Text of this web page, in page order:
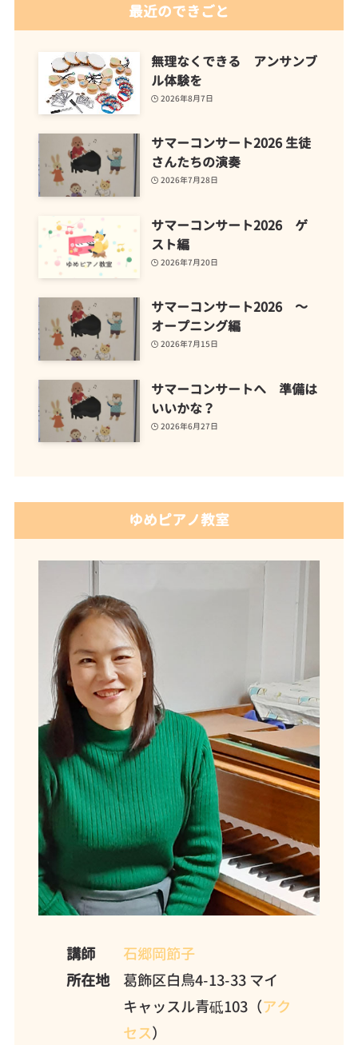
最近のできごと
無理なくできる アンサンブ
ル体験を
2026年8月7日
サマーコンサート2026 生徒
さんたちの演奏
2026年7月28日
サマーコンサート2026 ゲ
スト編
2026年7月20日
サマーコンサート2026 ～
オープニング編
2026年7月15日
サマーコンサートへ 準備は
いいかな？
2026年6月27日
ゆめピアノ教室
講師
石郷岡節子
所在地
葛飾区白鳥4-13-33 マイ
キャッスル青砥103（アク
セス）